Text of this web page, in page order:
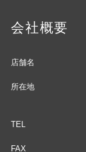
会社概要
店舗名
所在地
TEL
FAX